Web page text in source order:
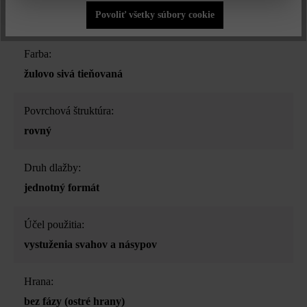
črepníková a svahová tvárnica
Farba:
žulovo sivá tieňovaná
Povrchová štruktúra:
rovný
Druh dlažby:
jednotný formát
Účel použitia:
vystuženia svahov a násypov
Hrana:
bez fázy (ostré hrany)
Povoliť všetky súbory cookie